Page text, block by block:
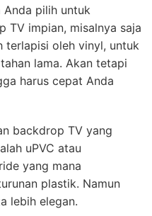
Anda pilih untuk
TV impian, misalnya saja
terlapisi oleh vinyl, untuk
lama. Akan tetapi
harus cepat Anda
backdrop TV yang
uPVC atau
yang mana
plastik. Namun
lebih elegan.